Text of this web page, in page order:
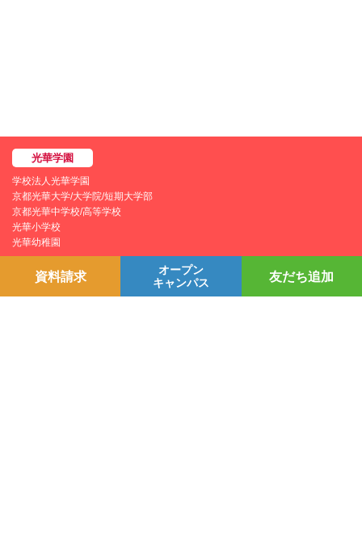
学校法人光華学園
京都光華大学/大学院/短期大学部
京都光華中学校/高等学校
光華小学校
光華幼稚園
個人情報保護方針
YouTubeチャンネル
資料請求
オープン
キャンパス
友だち追加